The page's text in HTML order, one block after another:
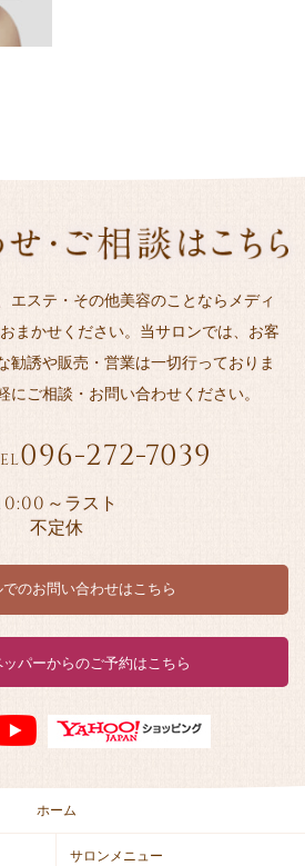
エステ・その他美容のことならメディ
まかせください。当サロンでは、お客
勧誘や販売・営業は一切行っておりま
にご相談・お問い合わせください。
096-272-7039
～ラスト
不定休
でのお問い合わせはこちら
パーからのご予約はこちら
ホーム
サロンメニュー